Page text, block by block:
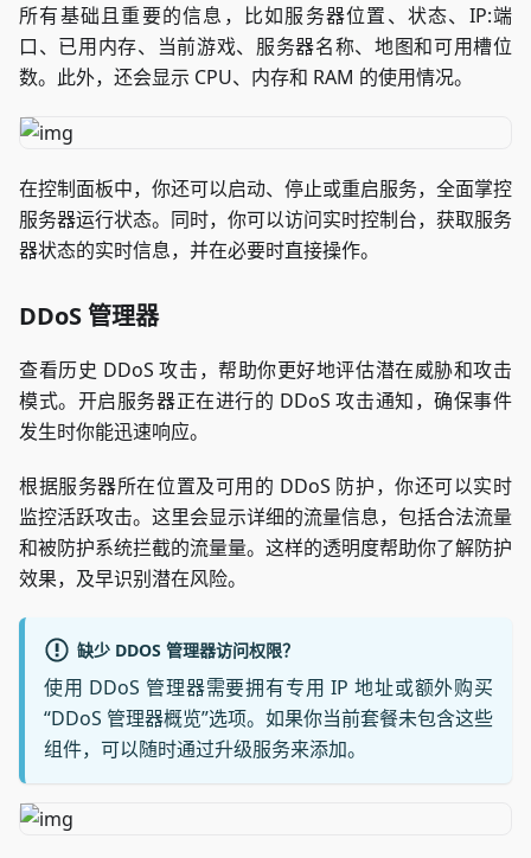
所有基础且重要的信息，比如服务器位置、状态、IP:端
口、已用内存、当前游戏、服务器名称、地图和可用槽位
数。此外，还会显示 CPU、内存和 RAM 的使用情况。
在控制面板中，你还可以启动、停止或重启服务，全面掌控
服务器运行状态。同时，你可以访问实时控制台，获取服务
器状态的实时信息，并在必要时直接操作。
DDoS 管理器
查看历史 DDoS 攻击，帮助你更好地评估潜在威胁和攻击
模式。开启服务器正在进行的 DDoS 攻击通知，确保事件
发生时你能迅速响应。
根据服务器所在位置及可用的 DDoS 防护，你还可以实时
监控活跃攻击。这里会显示详细的流量信息，包括合法流量
和被防护系统拦截的流量量。这样的透明度帮助你了解防护
效果，及早识别潜在风险。
缺少 DDOS 管理器访问权限？
使用 DDoS 管理器需要拥有专用 IP 地址或额外购买
“DDoS 管理器概览”选项。如果你当前套餐未包含这些
组件，可以随时通过升级服务来添加。